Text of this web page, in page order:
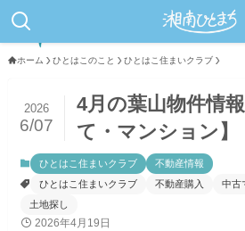
ホーム ひとはこのこと ひとはこ住まいクラブ
4月の葉山物件情
て・マンション】
2026
6/07
ひとはこ住まいクラブ
不動産情報
ひとはこ住まいクラブ
不動産購入 中古
土地探し
2026年4月19日